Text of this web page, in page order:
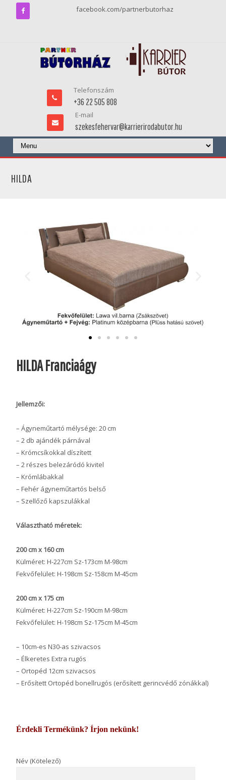
facebook.com/partnerbutorhaz
Telefonszám
+36 22 505 808
E-mail
szekesfehervar@karrierirodabutor.hu
HILDA
HILDA Franciaágy
Jellemzői:
– Ágyneműtartó mélysége: 20 cm
– 2 db ajándék párnával
– Krómcsíkokkal díszített
– 2 részes belezáródó kivitel
– Krómlábakkal
– Fehér ágyneműtartós belső
– Szellőző kapszulákkal
Választható méretek:
200 cm x 160 cm
Külméret: H-227cm Sz-173cm M-98cm
Fekvőfelület: H-198cm Sz-158cm M-45cm
200 cm x 175 cm
Külméret: H-227cm Sz-190cm M-98cm
Fekvőfelület: H-198cm Sz-175cm M-45cm
– 10cm-es N30-as szivacsos
– Élkeretes Extra rugós
– Ortopéd 12cm szivacsos
– Erősített Ortopéd bonellrugós (erősített gerincvédő zónákkal)
Érdekli Termékünk? Írjon nekünk!
Név (Kötelező)